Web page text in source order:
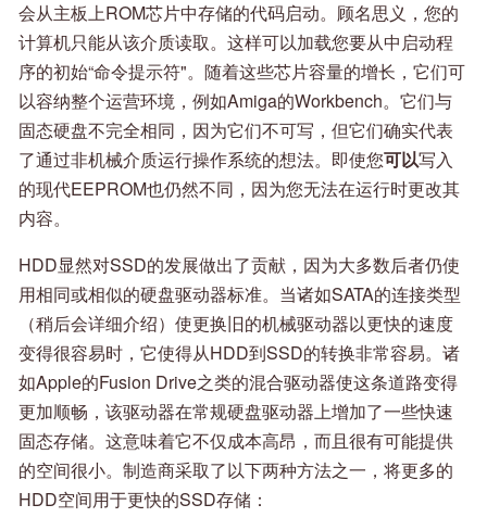
会从主板上ROM芯片中存储的代码启动。顾名思义，您的
计算机只能从该介质读取。这样可以加载您要从中启动程
序的初始“命令提示符"。随着这些芯片容量的增长，它们可
以容纳整个运营环境，例如Amiga的Workbench。它们与
固态硬盘不完全相同，因为它们不可写，但它们确实代表
了通过非机械介质运行操作系统的想法。即使您可以写入
的现代EEPROM也仍然不同，因为您无法在运行时更改其
内容。
HDD显然对SSD的发展做出了贡献，因为大多数后者仍使
用相同或相似的硬盘驱动器标准。当诸如SATA的连接类型
（稍后会详细介绍）使更换旧的机械驱动器以更快的速度
变得很容易时，它使得从HDD到SSD的转换非常容易。诸
如Apple的Fusion Drive之类的混合驱动器使这条道路变得
更加顺畅，该驱动器在常规硬盘驱动器上增加了一些快速
固态存储。这意味着它不仅成本高昂，而且很有可能提供
的空间很小。制造商采取了以下两种方法之一，将更多的
HDD空间用于更快的SSD存储：